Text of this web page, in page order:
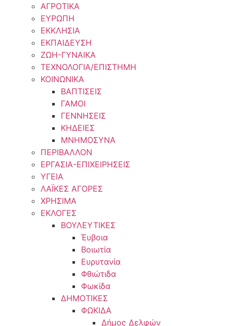
ΑΓΡΟΤΙΚΑ
ΕΥΡΩΠΗ
ΕΚΚΛΗΣΙΑ
ΕΚΠΑΙΔΕΥΣΗ
ΖΩΗ-ΓΥΝΑΙΚΑ
ΤΕΧΝΟΛΟΓΙΑ/ΕΠΙΣΤΗΜΗ
ΚΟΙΝΩΝΙΚΑ
ΒΑΠΤΙΣΕΙΣ
ΓΑΜΟΙ
ΓΕΝΝΗΣΕΙΣ
ΚΗΔΕΙΕΣ
ΜΝΗΜΟΣΥΝΑ
ΠΕΡΙΒΑΛΛΟΝ
ΕΡΓΑΣΙΑ-ΕΠΙΧΕΙΡΗΣΕΙΣ
ΥΓΕΙΑ
ΛΑΪΚΕΣ ΑΓΟΡΕΣ
ΧΡΗΣΙΜΑ
ΕΚΛΟΓΕΣ
ΒΟΥΛΕΥΤΙΚΕΣ
Έυβοια
Βοιωτία
Ευρυτανία
Φθιώτιδα
Φωκίδα
ΔΗΜΟΤΙΚΕΣ
ΦΩΚΙΔΑ
Δήμος Δελφών